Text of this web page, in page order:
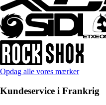
Opdag alle vores mærker
Kundeservice i Frankrig